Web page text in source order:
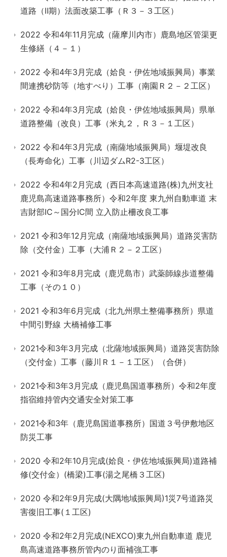
道路（Ⅱ期）法面改築工事（Ｒ３－３工区）
2022 令和4年11月完成（薩摩川内市）鹿島地区管渠更
生修繕（４－１）
2022 令和4年3月完成（姶良・伊佐地域振興局）事業
間連携砂防等（地すべり）工事（南園Ｒ２－２工区）
2022 令和4年3月完成（姶良・伊佐地域振興局）県単
道路整備（改良）工事（米丸２，Ｒ３－１工区）
2022 令和4年3月完成（南薩地域振興局）堰堤改良
（長寿命化）工事（川辺ダムR2-3工区）
2022 令和4年2月完成（西日本高速道路(株)九州支社
鹿児島高速道路事務所）令和2年度 東九州自動車道 末
吉財部IC～国分IC間 立入防止柵改良工事
2021 令和3年12月完成（南薩地域振興局）道路災害防
除（交付金）工事（大浦Ｒ２－２工区）
2021 令和3年8月完成（鹿児島市）武薬師線歩道整備
工事（その１０）
2021 令和3年6月完成（北九州県土整備事務所）県道
中間引野線 大橋補修工事
2021令和3年3月完成（北薩地域振興局）道路災害防除
（交付金）工事（藤川Ｒ１－１工区）（合併）
2021令和3年3月完成（鹿児島国道事務所）令和2年度
指宿維持管内交通安全対策工事
2021令和3年（鹿児島国道事務所）国道３号伊敷地区
防災工事
2020 令和2年10月完成(姶良・伊佐地域振興局)道路補
修(交付金）(橋梁)工事(湯之尾橋３工区)
2020 令和2年9月完成(大隅地域振興局)1災7号道路災
害復旧工事(１工区)
2020 令和2年2月完成(NEXCO)東九州自動車道 鹿児
島高速道路事務所管内のり面補強工事